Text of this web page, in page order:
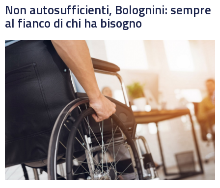
Non autosufficienti, Bolognini: sempre
al fianco di chi ha bisogno